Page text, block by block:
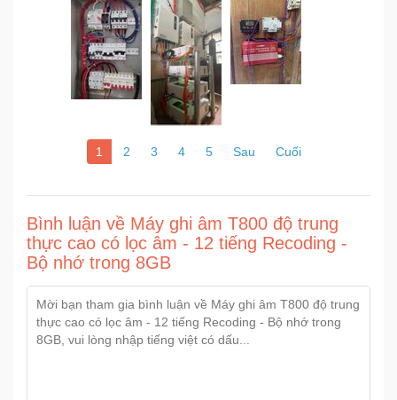
1 2 3 4 5 Sau Cuối
Bình luận về Máy ghi âm T800 độ trung
thực cao có lọc âm - 12 tiếng Recoding -
Bộ nhớ trong 8GB